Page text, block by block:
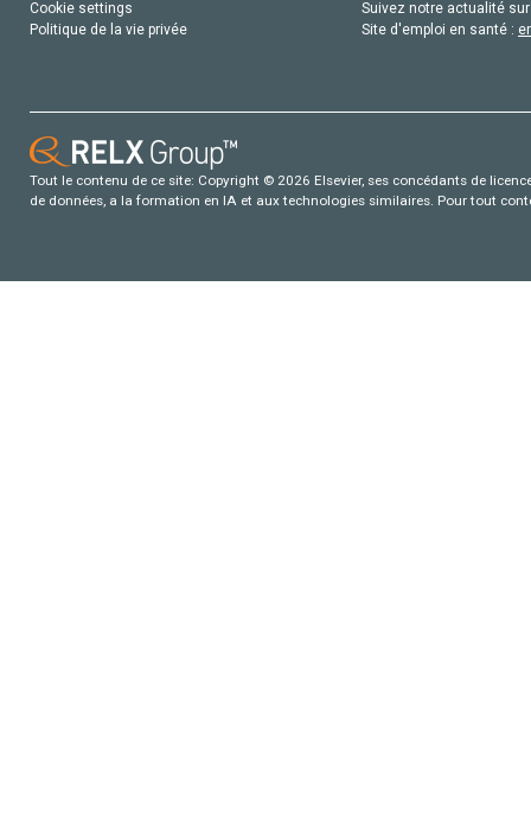
Cookie settings
Politique de la vie privée
Suivez notre actualité
Site d'emploi en santé :
Tout le contenu de ce site: Copyright © 2026 Elsevier, ses concédants de
de données, a la formation en IA et aux technologies similaires. Pour tout